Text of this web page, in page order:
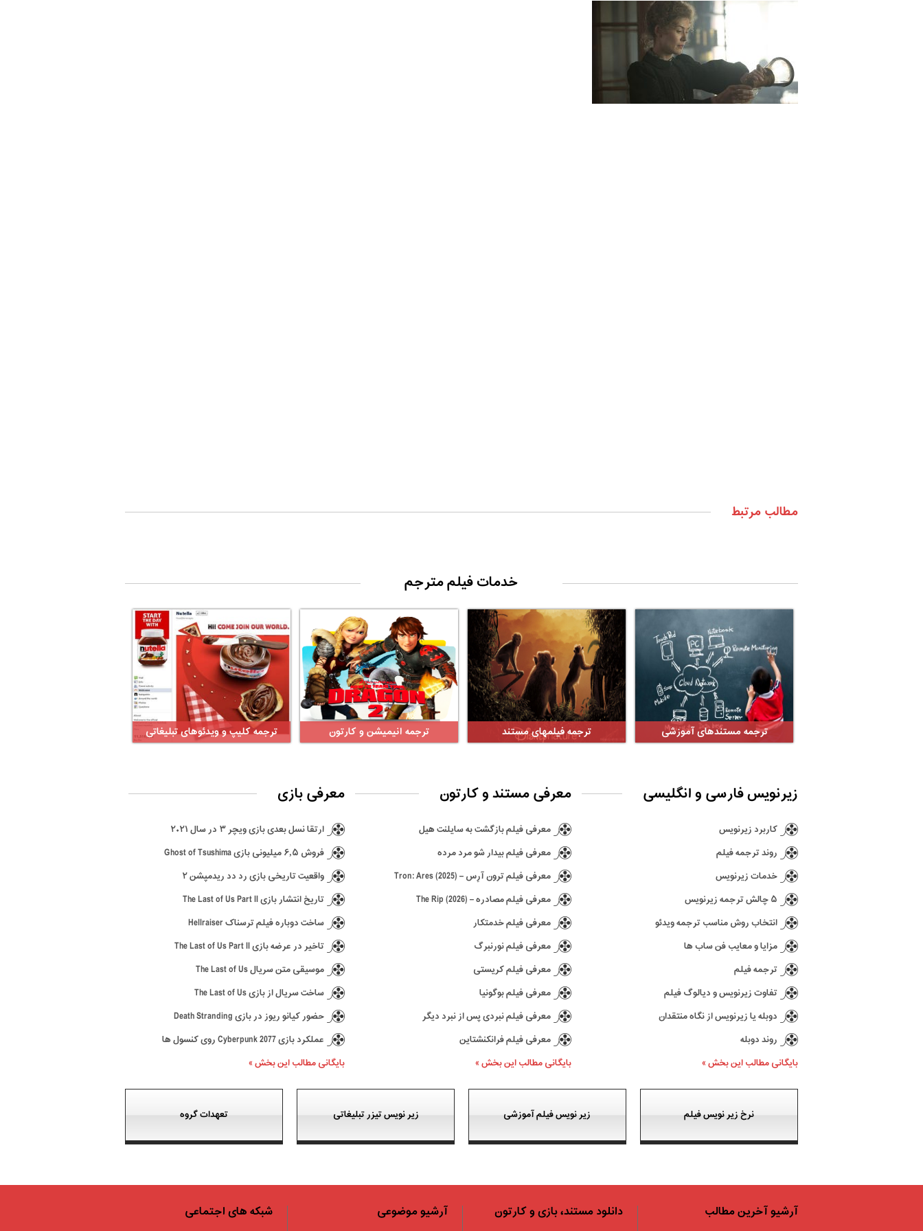
مطالب مرتبط
خدمات فیلم مترجم
ترجمه مستندهای آموزشی ترجمه فیلمهای مستند ترجمه انیمیشن و کارتون ترجمه کلیپ و ویدئوهای تبلیغاتی
زیرنویس فارسی و انگلیسی
کاربرد زیرنویس
روند ترجمه فیلم
خدمات زیرنویس
۵ چالش ترجمه زیرنویس
انتخاب روش مناسب ترجمه ویدئو
مزایا و معایب فن ساب ها
ترجمه فیلم
تفاوت زیرنویس و دیالوگ فیلم
دوبله یا زیرنویس از نگاه منتقدان
روند دوبله
بایگانی مطالب این بخش »
معرفی مستند و کارتون
معرفی فیلم بازگشت به سایلنت هیل
معرفی فیلم بیدار شو مرد مرده
معرفی فیلم ترون آرِس – Tron: Ares (2025)
معرفی فیلم مصادره – The Rip (2026)
معرفی فیلم خدمتکار
معرفی فیلم نورنبرگ
معرفی فیلم کریستی
معرفی فیلم بوگونیا
معرفی فیلم نبردی پس از نبرد دیگر
معرفی فیلم فرانکنشتاین
بایگانی مطالب این بخش »
معرفی بازی
ارتقا نسل بعدی بازی ویچر ۳ در سال ۲۰۲۱
فروش ۶٫۵ میلیونی بازی Ghost of Tsushima
واقعیت تاریخی بازی رد دد ریدمپشن ۲
تاریخ انتشار بازی The Last of Us Part II
ساخت دوباره فیلم ترسناک Hellraiser
تاخیر در عرضه بازی The Last of Us Part II
موسیقی متن سریال The Last of Us
ساخت سریال از بازی The Last of Us
حضور کیانو ریوز در بازی Death Stranding
عملکرد بازی Cyberpunk 2077 روی کنسول ها
بایگانی مطالب این بخش »
نرخ زیر نویس فیلم زیر نویس فیلم آموزشی زیر نویس تیزر تبلیغاتی تعهدات گروه
آرشیو آخرین مطالب دانلود مستند، بازی و کارتون آرشیو موضوعی شبکه های اجتماعی